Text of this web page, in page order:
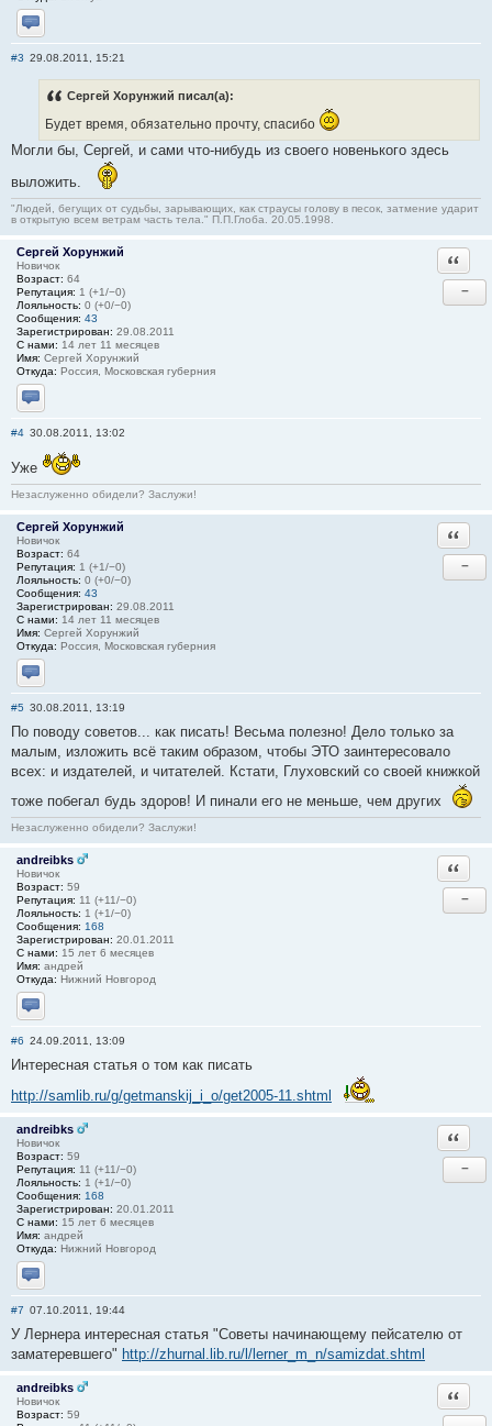
Отправить личное сообщение
#3 29.08.2011, 15:21
Сергей Хорунжий писал(а):
Будет время, обязательно прочту, спасибо
Могли бы, Сергей, и сами что-нибудь из своего новенького здесь
выложить.
"Людей, бегущих от судьбы, зарывающих, как страусы голову в песок, затмение ударит
в открытую всем ветрам часть тела." П.П.Глоба. 20.05.1998.
Сергей Хорунжий
Новичок
Возраст: 64
Репутация: 1 (+1/−0)
Лояльность: 0 (+0/−0)
Сообщения: 43
Зарегистрирован: 29.08.2011
С нами: 14 лет 11 месяцев
Имя: Сергей Хорунжий
Откуда: Россия, Московская губерния
Отправить личное сообщение
−
#4 30.08.2011, 13:02
Уже
Незаслуженно обидели? Заслужи!
Сергей Хорунжий
Новичок
Возраст: 64
Репутация: 1 (+1/−0)
Лояльность: 0 (+0/−0)
Сообщения: 43
Зарегистрирован: 29.08.2011
С нами: 14 лет 11 месяцев
Имя: Сергей Хорунжий
Откуда: Россия, Московская губерния
Отправить личное сообщение
−
#5 30.08.2011, 13:19
По поводу советов... как писать! Весьма полезно! Дело только за
малым, изложить всё таким образом, чтобы ЭТО заинтересовало
всех: и издателей, и читателей. Кстати, Глуховский со своей книжкой
тоже побегал будь здоров! И пинали его не меньше, чем других
Незаслуженно обидели? Заслужи!
andreibks
Новичок
Возраст: 59
Репутация: 11 (+11/−0)
Лояльность: 1 (+1/−0)
Сообщения: 168
Зарегистрирован: 20.01.2011
С нами: 15 лет 6 месяцев
Имя: андрей
Откуда: Нижний Новгород
Отправить личное сообщение
−
#6 24.09.2011, 13:09
Интересная статья о том как писать
http://samlib.ru/g/getmanskij_i_o/get2005-11.shtml
andreibks
Новичок
Возраст: 59
Репутация: 11 (+11/−0)
Лояльность: 1 (+1/−0)
Сообщения: 168
Зарегистрирован: 20.01.2011
С нами: 15 лет 6 месяцев
Имя: андрей
Откуда: Нижний Новгород
Отправить личное сообщение
−
#7 07.10.2011, 19:44
У Лернера интересная статья "Советы начинающему пейсателю от
заматеревшего" http://zhurnal.lib.ru/l/lerner_m_n/samizdat.shtml
andreibks
Новичок
Возраст: 59